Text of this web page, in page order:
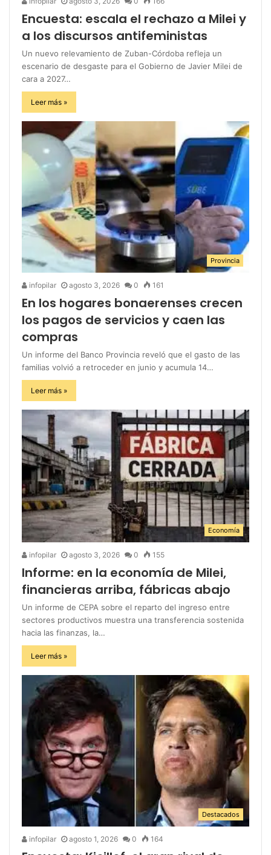
Encuesta: escala el rechazo a Milei y
a los discursos antifeministas
Un nuevo relevamiento de Zuban-Córdoba refleja un
escenario de desgaste para el Gobierno de Javier Milei de
cara a 2027…
Leer más »
Provincia
infopilar agosto 3, 2026 0 161
En los hogares bonaerenses crecen
los pagos de servicios y caen las
compras
Un informe del Banco Provincia reveló que el gasto de las
familias volvió a retroceder en junio y acumula 14…
Leer más »
Economía
infopilar agosto 3, 2026 0 155
Informe: en la economía de Milei,
financieras arriba, fábricas abajo
Un informe de CEPA sobre el reparto del ingreso entre
sectores productivos muestra una transferencia sostenida
hacia las finanzas, la…
Leer más »
Destacados
infopilar agosto 1, 2026 0 164